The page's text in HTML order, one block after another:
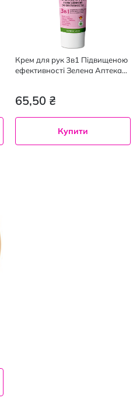
Крем для рук 3в1 Підвищеною
ефективності Зелена Аптека
65,50 ₴
Купити